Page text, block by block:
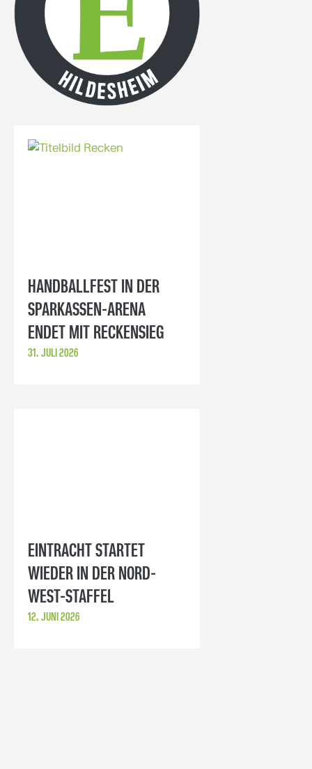
HANDBALLFEST IN DER
SPARKASSEN-ARENA
ENDET MIT RECKENSIEG
31. JULI 2026
EINTRACHT STARTET
WIEDER IN DER NORD-
WEST-STAFFEL
12. JUNI 2026